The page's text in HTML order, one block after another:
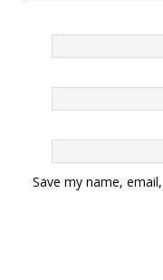
Save my name,